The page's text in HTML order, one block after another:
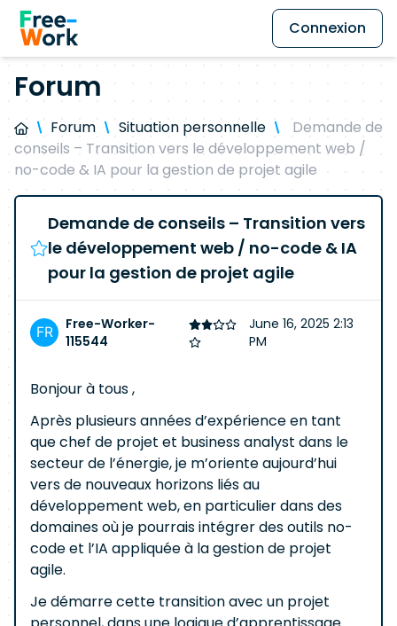
Connexion
Forum
Forum Situation personnelle
Demande de
conseils – Transition vers le développement web /
no-code & IA pour la gestion de projet agile
Demande de conseils – Transition vers
le développement web / no-code & IA
pour la gestion de projet agile
Free-Worker-
115544
June 16, 2025 2:13
PM
Bonjour à tous ,
Après plusieurs années d’expérience en tant
que chef de projet et business analyst dans le
secteur de l’énergie, je m’oriente aujourd’hui
vers de nouveaux horizons liés au
développement web, en particulier dans des
domaines où je pourrais intégrer des outils no-
code et l’IA appliquée à la gestion de projet
agile.
Je démarre cette transition avec un projet